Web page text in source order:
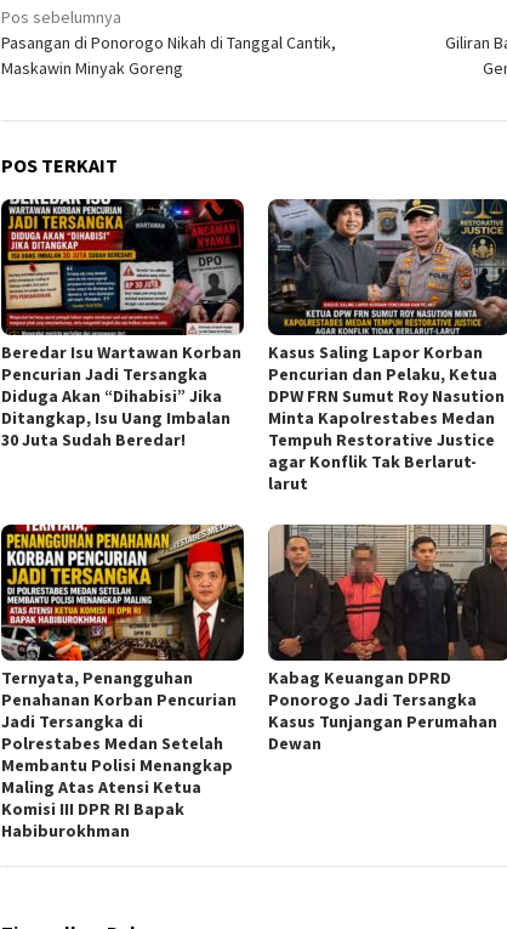
Navigasi
pos
Pos sebelumnya
Pasangan di Ponorogo Nikah di Tanggal Cantik,
Maskawin Minyak Goreng
Giliran
POS TERKAIT
Beredar Isu Wartawan Korban
Pencurian Jadi Tersangka
Diduga Akan “Dihabisi” Jika
Ditangkap, Isu Uang Imbalan
30 Juta Sudah Beredar!
Kasus Saling Lapor Korban
Pencurian dan Pelaku, Ketua
DPW FRN Sumut Roy Nasution
Minta Kapolrestabes Medan
Tempuh Restorative Justice
agar Konflik Tak Berlarut-
larut
Ternyata, Penangguhan
Penahanan Korban Pencurian
Jadi Tersangka di
Polrestabes Medan Setelah
Membantu Polisi Menangkap
Maling Atas Atensi Ketua
Komisi III DPR RI Bapak
Habiburokhman
Kabag Keuangan DPRD
Ponorogo Jadi Tersangka
Kasus Tunjangan Perumahan
Dewan